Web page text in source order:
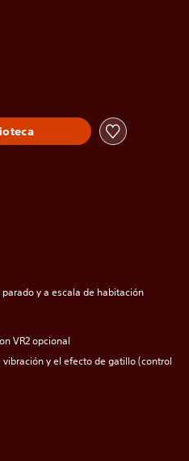
y a escala de habitación
VR2 opcional
y el efecto de gatillo (control